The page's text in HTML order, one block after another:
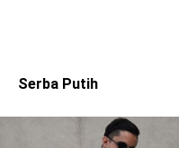
Serba Putih